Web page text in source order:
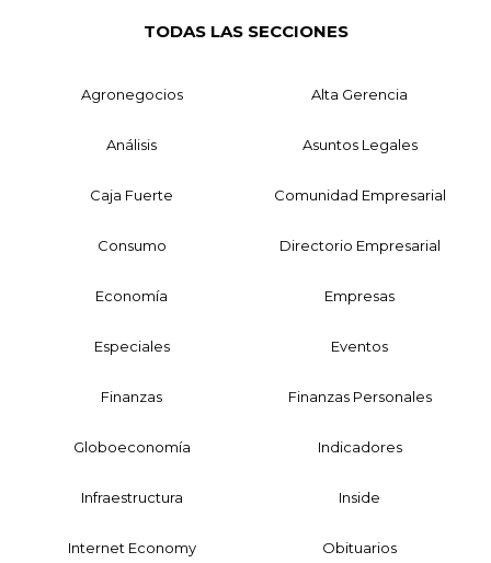
TODAS LAS SECCIONES
Agronegocios Alta Gerencia
Análisis Asuntos Legales
Caja Fuerte Comunidad Empresarial
Consumo Directorio Empresarial
Economía Empresas
Especiales Eventos
Finanzas Finanzas Personales
Globoeconomía Indicadores
Infraestructura Inside
Internet Economy Obituarios